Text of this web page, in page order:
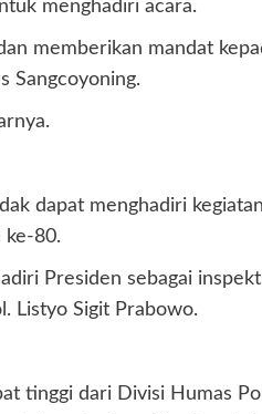
menghadiri acara.
memberikan mandat
Sangcoyoning.
dapat menghadiri
ke-80.
Presiden sebagai
Listyo Sigit Prabowo.
tinggi dari Divisi Humas